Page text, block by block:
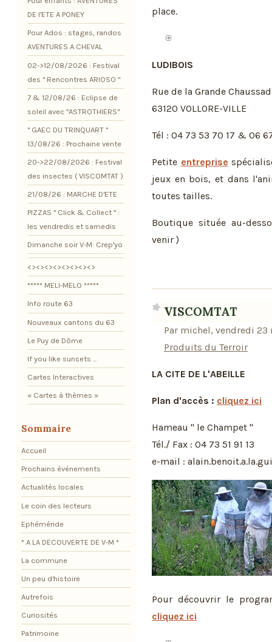
place.
LUDIBOIS
Rue de la Grande
63120 VOLLORE-VILLE
Tél : 04 73 53 70 17 & 06
Petite entreprise
jeux en bois, et dans
toutes tailles.
Boutique située au-
venir )
VISCOMTAT
Par michel, vendredi 23
Produits du Terroir
LA CITE DE L'ABEILLE
Plan d'accès : cliquez ici
Hameau " le Champet "
Tél./ Fax : 04 73 51 91 13
e-mail :
Pour découvrir le
cliquez ici
DE l'ETE A PONEY
Pour Ados : stages, randos
AVENTURES A CHEVAL
02->12/08/2026 : Festival
des " Rencontres ARIOSO "
7 & 12/08/26 : Eclipse de
soleil avec "ASTROTHIERS"
" GAEC DU TRINQUART "
13/08/26 : Prochaine vente
20->22/08/2026 : Festival
des insectes ( VISCOMTAT )
21/08/26 : MARCHE D'ETE
PIZZAS " Click & Collect " :
les vendredis et samedis
Dimanche soir V-M: Crep'yo
<><><><><><><><>
***** MELI-MELO *****
Info route 63
Nouveaux cantons du 63
Le Puy de Dôme
If you like sunsets ...
Cartes Interactives
« Cartes à thèmes »
Sommaire
Accueil
Prochains événements
Actualités locales
Le coin des lecteurs
Ephéméride
* A LA DECOUVERTE DE V-M *
La commune
Un peu d'histoire
Autrefois
Curiosités
Patrimoine